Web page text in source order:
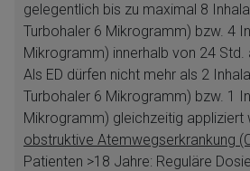
gelegentlich bis zu maximal 8
Turbohaler 6 Mikrogramm) bzw. 4
Mikrogramm) innerhalb von 24
Als ED dürfen nicht mehr als 2
Turbohaler 6 Mikrogramm) bzw. 1
Mikrogramm) gleichzeitig appliziert
obstruktive Atemwegserkrankung
Patienten >18 Jahre: Reguläre